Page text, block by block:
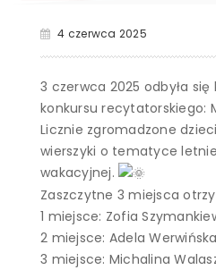
4 czerwca 2025
3 czerwca 2025 odbyła
konkursu recytatorskiego:
Licznie zgromadzone
wierszyki o tematyce
wakacyjnej.
Zaszczytne 3 miejsca
1 miejsce: Zofia
2 miejsce: Adela
3 miejsce: Michalina